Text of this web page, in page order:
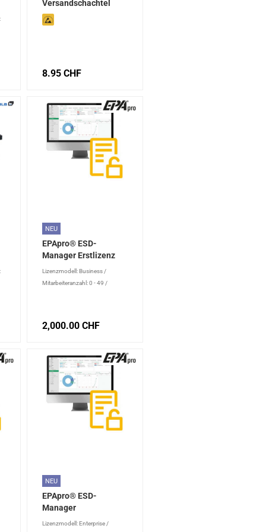
Versandschachtel
280x140x100 mm
8.95 CHF
NEU
EPApro® ESD-
Manager Erstlizenz
Business
Lizenzmodell: Business/
Mitarbeiteranzahl: 0 - 49 /
2,000.00 CHF
NEU
EPApro® ESD-
Manager
Updatelizenz
Lizenzmodell: Enterprise/